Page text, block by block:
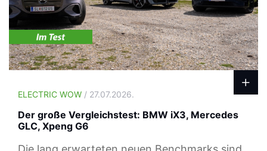
ELECTRIC WOW / 27.07.2026.
Der große Vergleichstest: BMW iX3, Mercedes
GLC, Xpeng G6